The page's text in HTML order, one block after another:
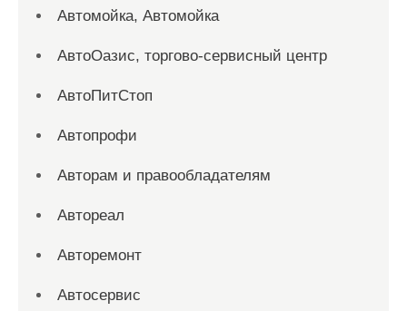
Автомойка, Автомойка
АвтоОазис, торгово-сервисный центр
АвтоПитСтоп
Автопрофи
Авторам и правообладателям
Автореал
Авторемонт
Автосервис